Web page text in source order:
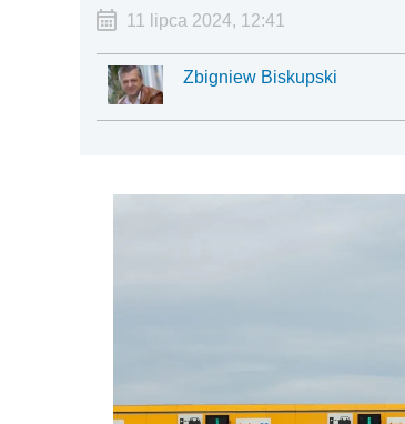
11 lipca 2024, 12:41
Zbigniew Biskupski